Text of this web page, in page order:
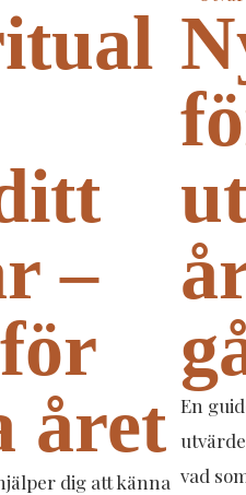
–
året
dig att känna
En
vad